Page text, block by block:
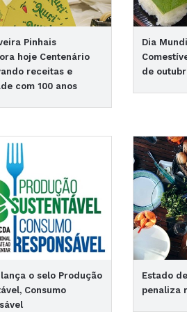
Pinhais
hoje Centenário
receitas e
com 100 anos
Dia
de
lança o selo Produção
Consumo
Estado
penaliza